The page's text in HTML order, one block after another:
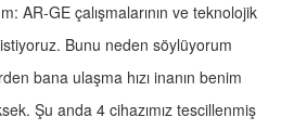
AR-GE çalışmalarının ve teknolojik
istiyoruz. Bunu neden söylüyorum
bana ulaşma hızı inanın benim
Şu anda 4 cihazımız tescillenmiş